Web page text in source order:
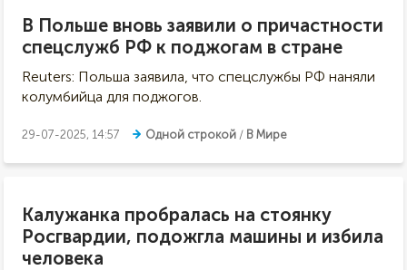
В Польше вновь заявили о причастности
спецслужб РФ к поджогам в стране
Reuters: Польша заявила, что спецслужбы РФ наняли
колумбийца для поджогов.
29-07-2025, 14:57 Одной строкой / В Мире
Калужанка пробралась на стоянку
Росгвардии, подожгла машины и избила
человека